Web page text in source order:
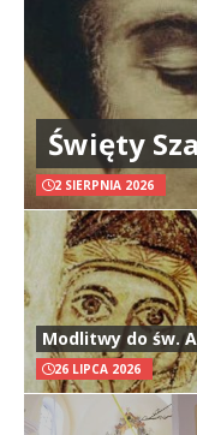
Święty
2 SIERPNIA 2026
Modlitwy do św.
26 LIPCA 2026